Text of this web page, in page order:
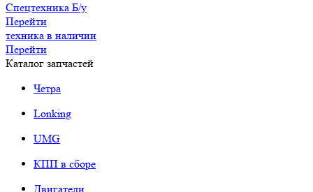
Спецтехника Б/у
Перейти
техника в наличии
Перейти
Каталог запчастей
Четра
Lonking
UMG
КПП в сборе
Двигатели